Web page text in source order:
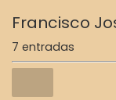
Francisco
7 entradas